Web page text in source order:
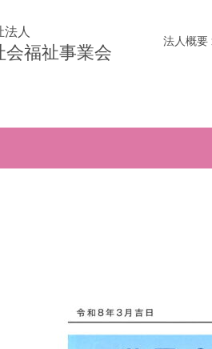
法人
会福祉事業会
法人概要